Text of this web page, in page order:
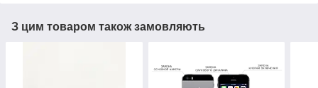
З цим товаром також замовляють